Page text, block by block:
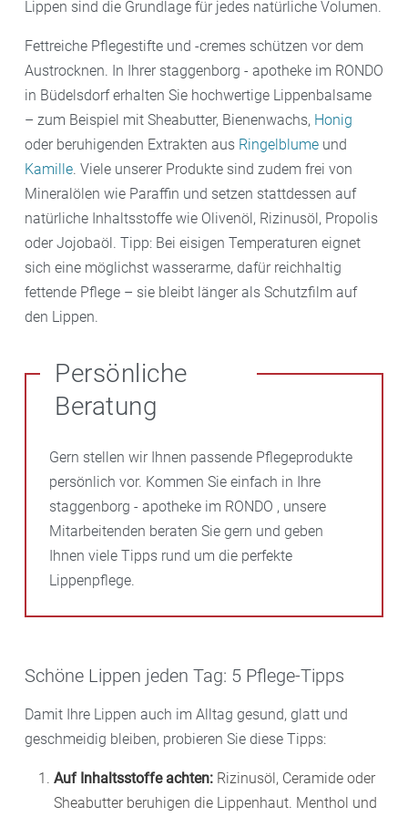
Lippen sind die Grundlage für jedes natürliche Volumen.
Fettreiche Pflegestifte und -cremes schützen vor dem
Austrocknen. In Ihrer staggenborg - apotheke im RONDO
in Büdelsdorf erhalten Sie hochwertige Lippenbalsame
– zum Beispiel mit Sheabutter, Bienenwachs, Honig
oder beruhigenden Extrakten aus Ringelblume und
Kamille. Viele unserer Produkte sind zudem frei von
Mineralölen wie Paraffin und setzen stattdessen auf
natürliche Inhaltsstoffe wie Olivenöl, Rizinusöl, Propolis
oder Jojobaöl. Tipp: Bei eisigen Temperaturen eignet
sich eine möglichst wasserarme, dafür reichhaltig
fettende Pflege – sie bleibt länger als Schutzfilm auf
den Lippen.
Persönliche
Beratung
Gern stellen wir Ihnen passende Pflegeprodukte
persönlich vor. Kommen Sie einfach in Ihre
staggenborg - apotheke im RONDO , unsere
Mitarbeitenden beraten Sie gern und geben
Ihnen viele Tipps rund um die perfekte
Lippenpflege.
Schöne Lippen jeden Tag: 5 Pflege-Tipps
Damit Ihre Lippen auch im Alltag gesund, glatt und
geschmeidig bleiben, probieren Sie diese Tipps:
Auf Inhaltsstoffe achten: Rizinusöl, Ceramide oder
Sheabutter beruhigen die Lippenhaut. Menthol und